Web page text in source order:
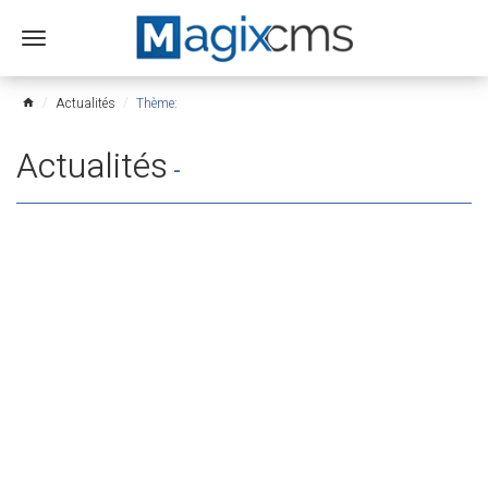
Ouvrir
menu
home Actualités Thème:
Actualités -